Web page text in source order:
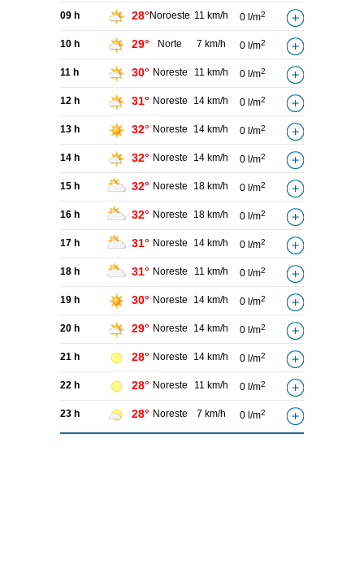
09 h 28° Noroeste 11 km/h 0 l/m2
10 h 29° Norte 7 km/h 0 l/m2
11 h 30° Noreste 11 km/h 0 l/m2
12 h 31° Noreste 14 km/h 0 l/m2
13 h 32° Noreste 14 km/h 0 l/m2
14 h 32° Noreste 14 km/h 0 l/m2
15 h 32° Noreste 18 km/h 0 l/m2
16 h 32° Noreste 18 km/h 0 l/m2
17 h 31° Noreste 14 km/h 0 l/m2
18 h 31° Noreste 11 km/h 0 l/m2
19 h 30° Noreste 14 km/h 0 l/m2
20 h 29° Noreste 14 km/h 0 l/m2
21 h 28° Noreste 14 km/h 0 l/m2
22 h 28° Noreste 11 km/h 0 l/m2
23 h 28° Noreste 7 km/h 0 l/m2